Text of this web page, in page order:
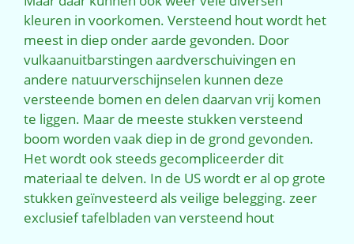
kleuren in voorkomen. Versteend hout wordt het
meest in diep onder aarde gevonden. Door
vulkaanuitbarstingen aardverschuivingen en
andere natuurverschijnselen kunnen deze
versteende bomen en delen daarvan vrij komen
te liggen. Maar de meeste stukken versteend
boom worden vaak diep in de grond gevonden.
Het wordt ook steeds gecompliceerder dit
materiaal te delven. In de US wordt er al op grote
stukken geïnvesteerd als veilige belegging. zeer
exclusief tafelbladen van versteend hout